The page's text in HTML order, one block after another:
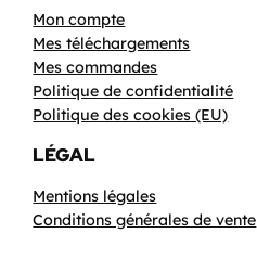
Mon compte
Mes téléchargements
Mes commandes
Politique de confidentialité
Politique des cookies (EU)
LÉGAL
Mentions légales
Conditions générales de vente